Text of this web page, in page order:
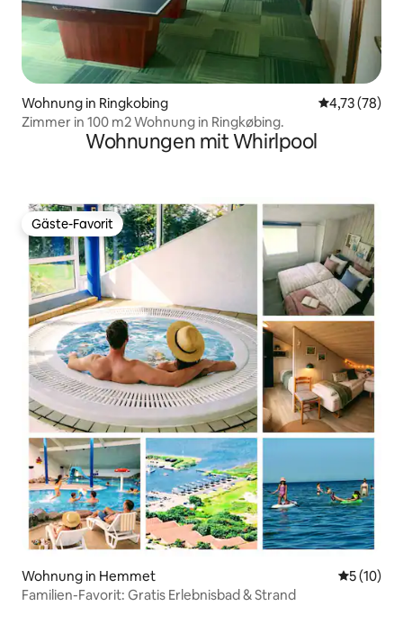
Wohnung in Ringkobing
4,73 (78)
Zimmer in 100 m2 Wohnung in Ringkøbing.
Wohnungen mit Whirlpool
Gäste-Favorit
Gäste-Favorit
Wohnung in Hemmet
5 (10)
Familien-Favorit: Gratis Erlebnisbad & Strand